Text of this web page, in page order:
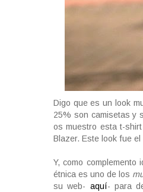
Digo que es un look
25% son camisetas y
os muestro esta t-
Blazer. Este look fue
Y, como
étnica es uno de los
su web- aquí- para